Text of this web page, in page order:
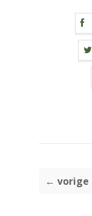
← vorige